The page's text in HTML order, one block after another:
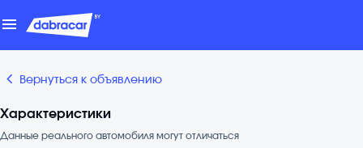
menu
chevron_backward Вернуться к объявлению
Характеристики
Данные реального автомобиля могут отличаться